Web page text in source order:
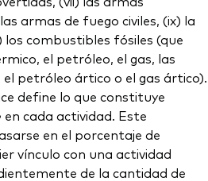
armas de fuego civiles, (ix) la
los combustibles fósiles (que
el petróleo, el gas, las
petróleo ártico o el gas ártico).
define lo que constituye
cada actividad. Este
en el porcentaje de
vínculo con una actividad
de la cantidad de